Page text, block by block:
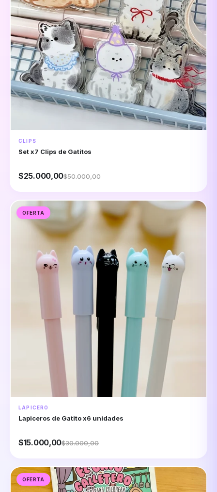
CLIPS
Set x7 Clips de Gatitos
$25.000,00$50.000,00
OFERTA
LAPICERO
Lapiceros de Gatito x6 unidades
$15.000,00$30.000,00
OFERTA